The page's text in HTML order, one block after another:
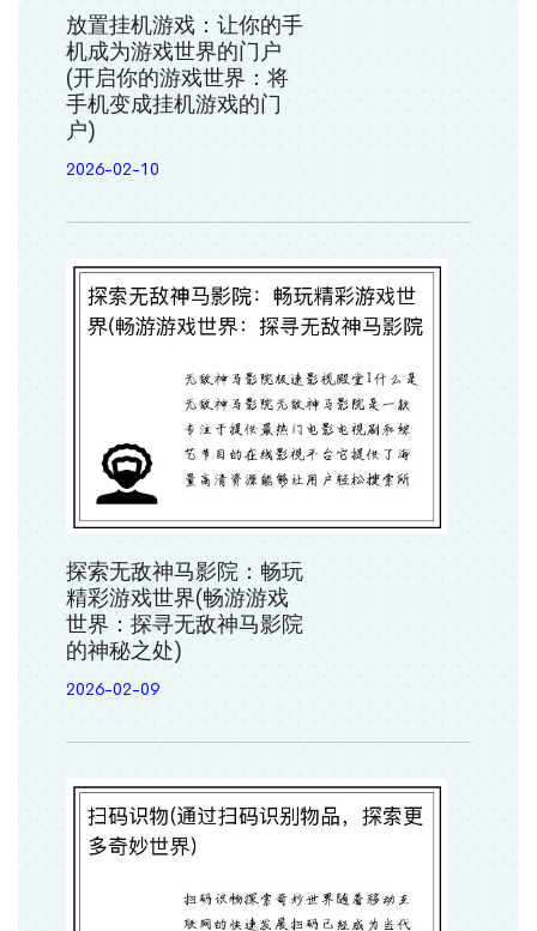
放置挂机游戏：让你的手
机成为游戏世界的门户
(开启你的游戏世界：将
手机变成挂机游戏的门
户)
2026-02-10
探索无敌神马影院：畅玩
精彩游戏世界(畅游游戏
世界：探寻无敌神马影院
的神秘之处)
2026-02-09